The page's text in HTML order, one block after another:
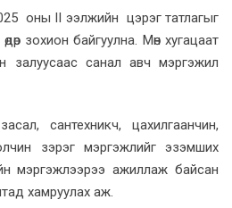
оны II ээлжийн цэрэг татлагыг
зохион байгуулна. Мөн хугацаат
залуусаас санал авч мэргэжил
сантехникч, цахилгаанчин,
зэрэг мэргэжлийг эзэмших
мэргэжлээрээ ажиллаж байсан
хамруулах аж.